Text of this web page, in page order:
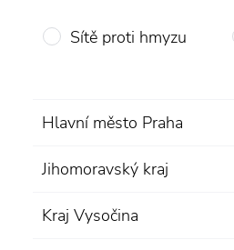
Sítě proti hmyzu
Hlavní město Praha
Jihomoravský kraj
Kraj Vysočina